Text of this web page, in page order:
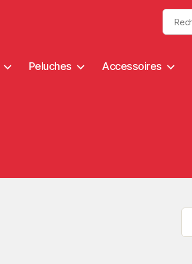
Peluches Accessoires